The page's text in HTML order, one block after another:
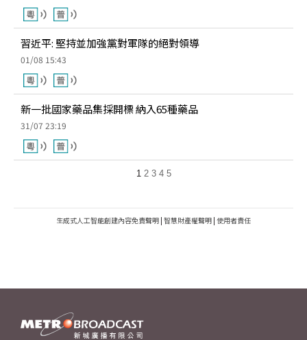
習近平: 堅持並加強黨對軍隊的絕對領導
01/08 15:43
新一批國家藥品集採開標 納入65種藥品
31/07 23:19
1 2 3 4 5
生成式人工智能創建內容免責聲明 | 智慧財產權聲明 | 使用者責任